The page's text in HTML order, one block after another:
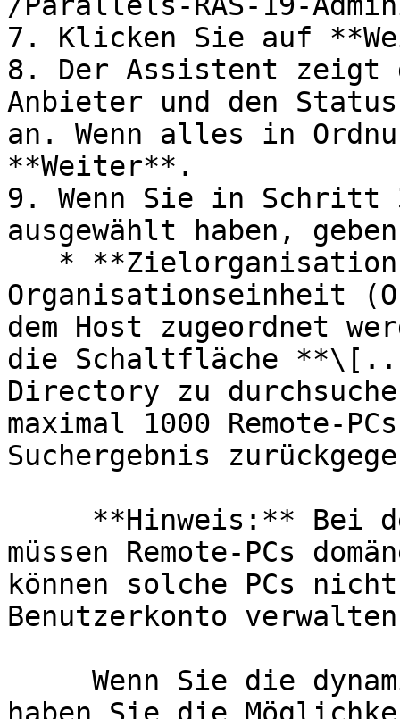
7. Klicken Sie auf
8. Der Assistent zeigt
Anbieter und den
an. Wenn alles in
**Weiter**.
9. Wenn Sie in Schritt 3
ausgewählt haben,
Organisationseinheit
dem Host zugeordnet
die Schaltfläche
Directory zu
maximal 1000 Remote-
Suchergebnis
müssen Remote-PCs
können solche PCs
Benutzerkonto